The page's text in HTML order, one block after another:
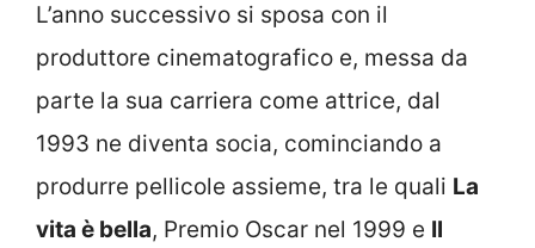
L’anno successivo si sposa con il
produttore cinematografico e, messa da
parte la sua carriera come attrice, dal
1993 ne diventa socia, cominciando a
produrre pellicole assieme, tra le quali La
vita è bella, Premio Oscar nel 1999 e Il